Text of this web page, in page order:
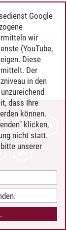
Google
wir
(YouTube,
Diese
Der
in den
dass Ihre
können.
klicken,
nicht statt.
unserer